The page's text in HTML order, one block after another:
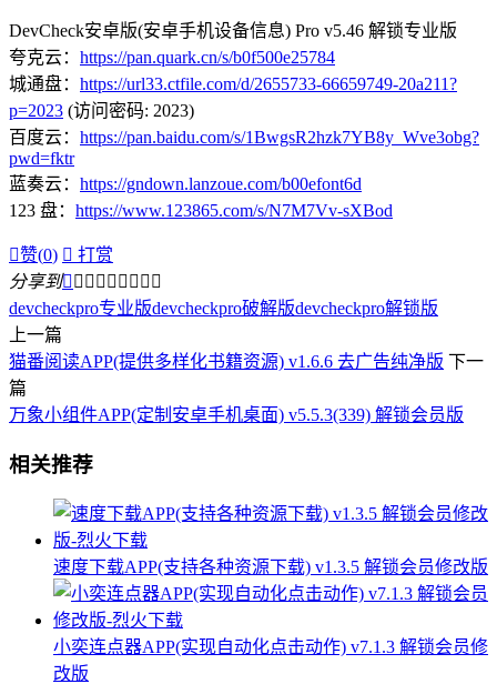
DevCheck安卓版(安卓手机设备信息) Pro v5.46 解锁专业版
夸克云： https://pan.quark.cn/s/b0f500e25784
城通盘： https://url33.ctfile.com/d/2655733-66659749-20a211?
p=2023 (访问密码: 2023)
百度云： https://pan.baidu.com/s/1BwgsR2hzk7YB8y_Wve3obg?
pwd=fktr
蓝奏云： https://gndown.lanzoue.com/b00efont6d
123 盘： https://www.123865.com/s/N7M7Vv-sXBod
赞(0)  打赏
分享到        
devcheckpro专业版devcheckpro破解版devcheckpro解锁版
上一篇
猫番阅读APP(提供多样化书籍资源) v1.6.6 去广告纯净版 下一
篇
万象小组件APP(定制安卓手机桌面) v5.5.3(339) 解锁会员版
相关推荐
速度下载APP(支持各种资源下载) v1.3.5 解锁会员修改版
小奕连点器APP(实现自动化点击动作) v7.1.3 解锁会员修
改版